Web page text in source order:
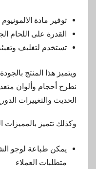
توفير مادة
القدرة على اللحام
تستخدم لتغليف
ويتميز هذا المنتج
نطرح أحجام وألوان
الحديث والتغييرات
وكذلك تتميز بالمميزات
يمكن طباعة لوجو
متطلبات العملاء